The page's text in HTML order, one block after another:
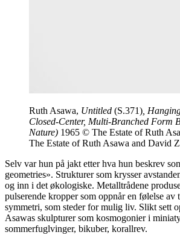
Ruth Asawa, Untitled (S.371) ,
Closed-Center, Multi-Branched Form
Nature) 1965 © The Estate of Ruth
The Estate of Ruth Asawa and David
Selv var hun på jakt etter hva hun beskrev
geometries». Strukturer som krysser
og inn i det økologiske. Metalltrådene
pulserende kropper som oppnår en følelse
symmetri, som steder for mulig liv. Slikt sett
Asawas skulpturer som kosmogonier i
sommerfuglvinger, bikuber, korallrev.